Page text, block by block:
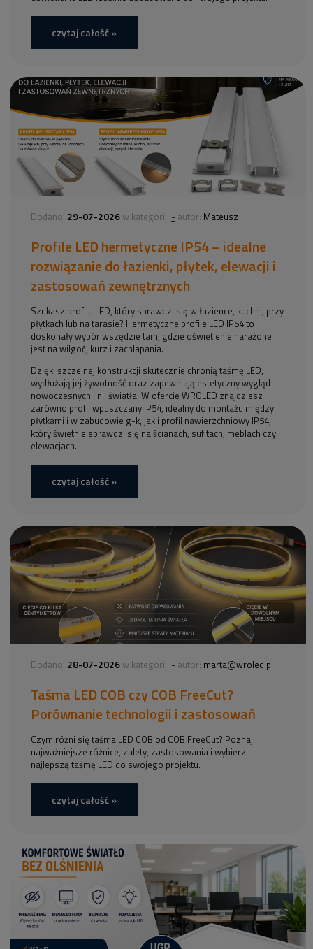
czytaj całość »
Dodano: 29-07-2026 w kategorii: - autor: Mateusz
Profile LED hermetyczne IP54 – idealne
rozwiązanie do łazienki, płytek, elewacji i
zastosowań zewnętrznych
Szukasz profilu LED, który sprawdzi się w łazience, kuchni, przy
płytkach lub na tarasie? Hermetyczne profile LED IP54 to
doskonały wybór wszędzie tam, gdzie oświetlenie narażone
jest na wilgoć, kurz i zachlapania.
Dzięki szczelnej konstrukcji skutecznie chronią taśmę LED,
wydłużają jej żywotność oraz zapewniają estetyczny wygląd
nowoczesnych linii światła. W ofercie WROLED znajdziesz
zarówno profil wpuszczany IP54, idealny do montażu między
płytkami i w zabudowie g-k, jak i profil nawierzchniowy IP54,
który świetnie sprawdzi się na ścianach, sufitach, meblach czy
elewacjach.
czytaj całość »
Dodano: 28-07-2026 w kategorii: - autor: marta@wroled.pl
Taśma LED COB czy COB FreeCut?
Porównanie technologii i zastosowań
Czym różni się taśma LED COB od COB FreeCut? Poznaj
najważniejsze różnice, zalety, zastosowania i wybierz
najlepszą taśmę LED do swojego projektu.
czytaj całość »